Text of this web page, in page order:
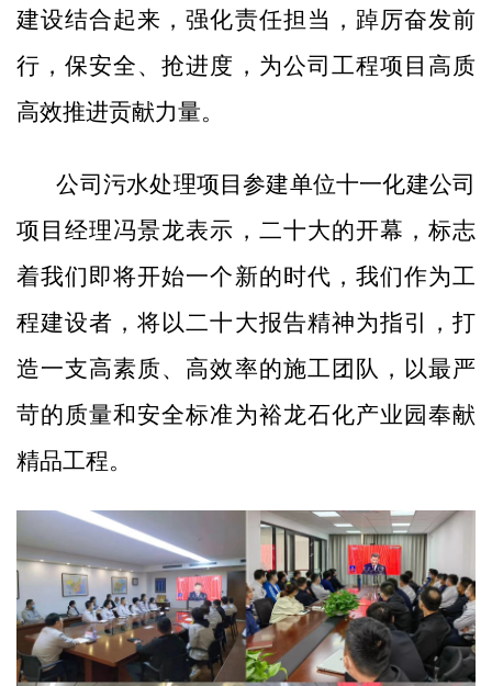
建设结合起来，强化责任担当，踔厉奋发前
行，保安全、抢进度，为公司工程项目高质
高效推进贡献力量。
公司污水处理项目参建单位十一化建公司
项目经理冯景龙表示，二十大的开幕，标志
着我们即将开始一个新的时代，我们作为工
程建设者，将以二十大报告精神为指引，打
造一支高素质、高效率的施工团队，以最严
苛的质量和安全标准为裕龙石化产业园奉献
精品工程。